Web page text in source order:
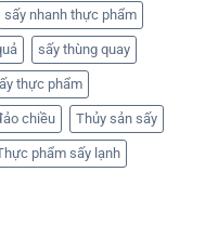
sấy nhanh thực phẩm
sấy thùng quay
thực phẩm
chiều Thủy sản sấy
phẩm sấy lạnh